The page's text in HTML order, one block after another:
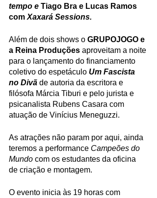
tempo e Tiago Bra e Lucas Ramos
com Xaxará Sessions.
Além de dois shows o GRUPOJOGO e
a Reina Produções aproveitam a noite
para o lançamento do financiamento
coletivo do espetáculo Um Fascista
no Divã de autoria da escritora e
filósofa Márcia Tiburi e pelo jurista e
psicanalista Rubens Casara com
atuação de Vinícius Meneguzzi.
As atrações não param por aqui, ainda
teremos a performance Campeões do
Mundo com os estudantes da oficina
de criação e montagem.
O evento inicia às 19 horas com